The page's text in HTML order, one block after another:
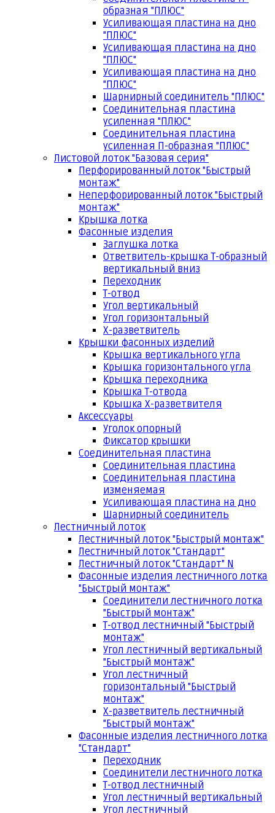
образная "ПЛЮС"
Усиливающая пластина на дно
"ПЛЮС"
Усиливающая пластина на дно
"ПЛЮС"
Усиливающая пластина на дно
"ПЛЮС"
Шарнирный соединитель "ПЛЮС"
Соединительная пластина
усиленная "ПЛЮС"
Соединительная пластина
усиленная П-образная "ПЛЮС"
Листовой лоток "Базовая серия"
Перфорированный лоток "Быстрый
монтаж"
Неперфорированный лоток "Быстрый
монтаж"
Крышка лотка
Фасонные изделия
Заглушка лотка
Ответвитель-крышка Т-образный
вертикальный вниз
Переходник
Т-отвод
Угол вертикальный
Угол горизонтальный
Х-разветвитель
Крышки фасонных изделий
Крышка вертикального угла
Крышка горизонтального угла
Крышка переходника
Крышка Т-отвода
Крышка Х-разветвителя
Аксессуары
Уголок опорный
Фиксатор крышки
Соединительная пластина
Соединительная пластина
Соединительная пластина
изменяемая
Усиливающая пластина на дно
Шарнирный соединитель
Лестничный лоток
Лестничный лоток "Быстрый монтаж"
Лестничный лоток "Стандарт"
Лестничный лоток "Стандарт" N
Фасонные изделия лестничного лотка
"Быстрый монтаж"
Соединители лестничного лотка
"Быстрый монтаж"
Т-отвод лестничный "Быстрый
монтаж"
Угол лестничный вертикальный
"Быстрый монтаж"
Угол лестничный
горизонтальный "Быстрый
монтаж"
Х-разветвитель лестничный
"Быстрый монтаж"
Фасонные изделия лестничного лотка
"Стандарт"
Переходник
Соединители лестничного лотка
Т-отвод лестничный
Угол лестничный вертикальный
Угол лестничный